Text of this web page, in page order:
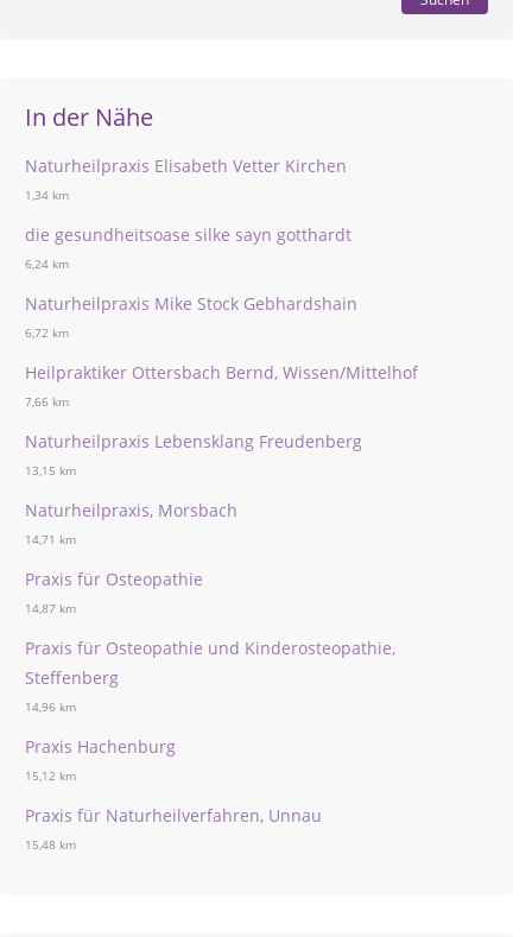
In der Nähe
Naturheilpraxis Elisabeth Vetter Kirchen
1,34 km
die gesundheitsoase silke sayn gotthardt
6,24 km
Naturheilpraxis Mike Stock Gebhardshain
6,72 km
Heilpraktiker Ottersbach Bernd, Wissen/Mittelhof
7,66 km
Naturheilpraxis Lebensklang Freudenberg
13,15 km
Naturheilpraxis, Morsbach
14,71 km
Praxis für Osteopathie
14,87 km
Praxis für Osteopathie und Kinderosteopathie,
Steffenberg
14,96 km
Praxis Hachenburg
15,12 km
Praxis für Naturheilverfahren, Unnau
15,48 km